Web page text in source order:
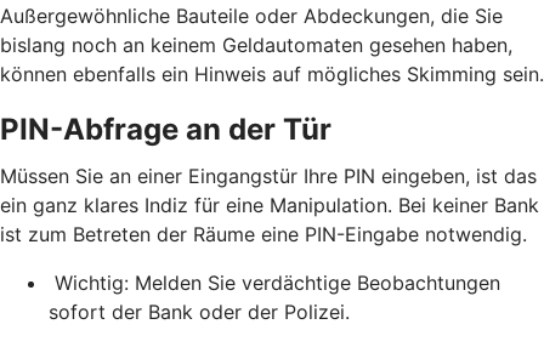
Außergewöhnliche Bauteile oder Abdeckungen, die Sie
bislang noch an keinem Geldautomaten gesehen haben,
können ebenfalls ein Hinweis auf mögliches Skimming sein.
PIN-Abfrage an der Tür
Müssen Sie an einer Eingangstür Ihre PIN eingeben, ist das
ein ganz klares Indiz für eine Manipulation. Bei keiner Bank
ist zum Betreten der Räume eine PIN-Eingabe notwendig.
Wichtig: Melden Sie verdächtige Beobachtungen
sofort der Bank oder der Polizei.